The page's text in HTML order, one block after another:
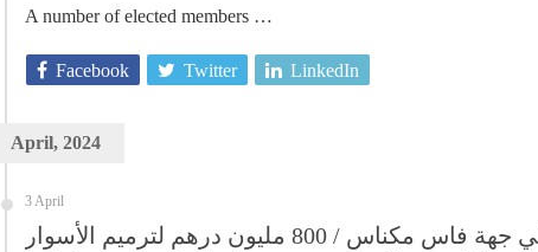
A number of elected members …
Facebook Twitter LinkedIn
April, 2024
3 April
بدعم من والي جهة فاس مكناس / 800 مليون درهم لترميم الأسوار